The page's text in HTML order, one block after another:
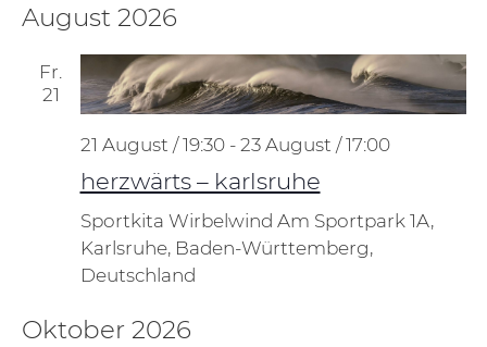
August 2026
Fr.
21
herzwärts – karlsruhe
21 August / 19:30- 23 August / 17:00
Sportkita Wirbelwind Am Sportpark 1A,
Karlsruhe, Baden-Württemberg,
Deutschland
Oktober 2026